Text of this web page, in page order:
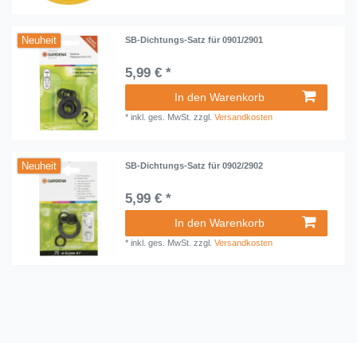
Neuheit SB-Dichtungs-Satz für 0901/2901
5,99 € *
In den Warenkorb
*inkl. ges. MwSt. zzgl.Versandkosten
Neuheit SB-Dichtungs-Satz für 0902/2902
5,99 € *
In den Warenkorb
*inkl. ges. MwSt. zzgl.Versandkosten